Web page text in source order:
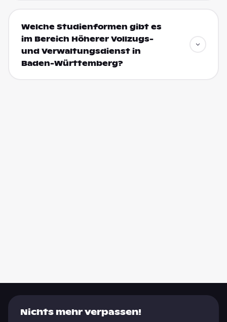
Welche Studienformen gibt es
im Bereich Höherer Vollzugs-
und Verwaltungsdienst in
Baden-Württemberg?
Nichts mehr verpassen!